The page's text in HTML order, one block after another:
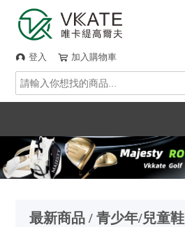
 登入  加入購物車
最新商品 / 青少年/兒童鞋